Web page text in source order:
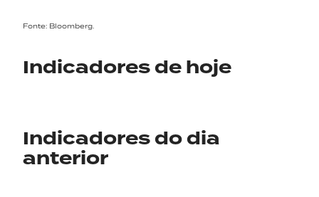
Fonte: Bloomberg.
Indicadores de hoje
Indicadores do dia
anterior